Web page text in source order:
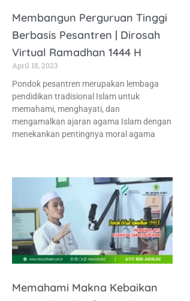
Membangun Perguruan Tinggi
Berbasis Pesantren | Dirosah
Virtual Ramadhan 1444 H
April 18, 2023
Pondok pesantren merupakan lembaga
pendidikan tradisional Islam untuk
memahami, menghayati, dan
mengamalkan ajaran agama Islam dengan
menekankan pentingnya moral agama
Memahami Makna Kebaikan